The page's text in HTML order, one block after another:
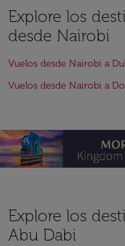
Explore los
desde Nairobi
Vuelos desde Nairobi a
Vuelos desde Nairobi a
Explore los
Abu Dabi